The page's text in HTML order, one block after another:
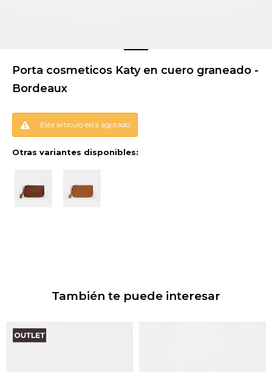
Porta cosmeticos Katy en cuero graneado -
Bordeaux
Este artículo está agotado.
Otras variantes disponibles:
También te puede interesar